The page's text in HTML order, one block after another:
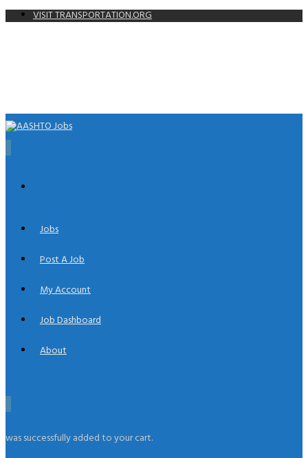
VISIT TRANSPORTATION.ORG
Jobs
Post A Job
My Account
Job Dashboard
About
was successfully added to your cart.